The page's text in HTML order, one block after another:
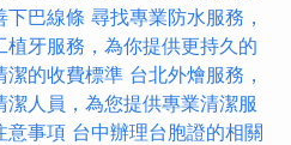
下巴線條 尋找專業防水服務，
植牙服務，為你提供更持久的
潔的收費標準 台北外燴服務，
潔人員，為您提供專業清潔服
意事項 台中辦理台胞證的相關